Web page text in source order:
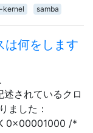
kernel samba
は何をします
述されているクロ
ました：
0x00001000 /*